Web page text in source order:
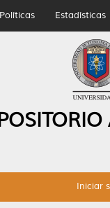
Políticas Estadísticas
Iniciar